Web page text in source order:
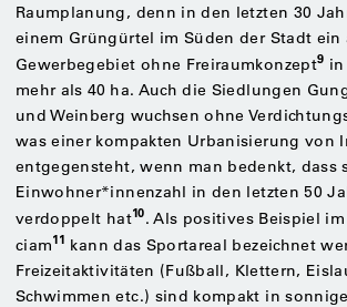
Raumplanung, denn in den letzten 30
einem Grüngürtel im Süden der Stadt ein
Gewerbegebiet ohne Freiraumkonzept9
mehr als 40 ha. Auch die Siedlungen
und Weinberg wuchsen ohne
was einer kompakten Urbanisierung von
entgegensteht, wenn man bedenkt, dass
Einwohner*innenzahl in den letzten 50
verdoppelt hat10. Als positives Beispiel
ciam11 kann das Sportareal bezeichnet
Freizeitaktivitäten (Fußball, Klettern,
Schwimmen etc.) sind kompakt in